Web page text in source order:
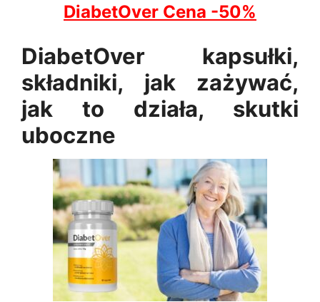
DiabetOver Cena -50%
DiabetOver kapsułki,
składniki, jak zażywać,
jak to działa, skutki
uboczne